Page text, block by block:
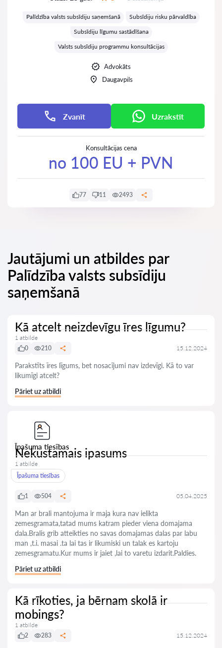
Palīdzība valsts subsīdiju saņemšanā
Subsīdiju risku pārvaldība
Subsīdiju līgumu sastādīšana
Valsts subsīdiju programmu konsultācijas
Advokāts
Daugavpils
Zvanīt Uzrakstīt
Konsultācijas cena
no 100 EU + PVN
77 11 2493
Jautājumi un atbildes par
Palīdzība valsts subsīdiju
saņemšanā
Kā atcelt neizdevīgu īres līgumu?
1 atbilde
0
210 15.12.2024
Parakstīts īres līgums, bet nosacījumi nav izdevīgi. Kā to var
likumīgi atcelt?
Pāriet uz atbildi
Īpašuma tiesības
Nekustamais ipasums
1 atbilde
Īpašuma tiesības
1 504 05.04.2025
Man ar brali mantojuma ir maja kura nav ielikta
zemesgramata,tatad mums katram pieder viena domajama
dala.Bralis grib atteikties no savas domajamas dalas par labu
man ,t.i. masai .ta lai tas ir likumiski un talak es kartoju
zemesgramatu.Kur mums ir jaiet ,lai to varetu izdarit.Paldies.
Pāriet uz atbildi
Kā rīkoties, ja bērnam skolā ir
mobings?
1 atbilde
2
283 15.12.2024